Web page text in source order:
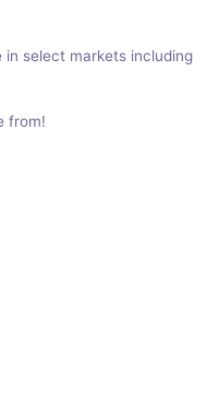
in select markets including
from!